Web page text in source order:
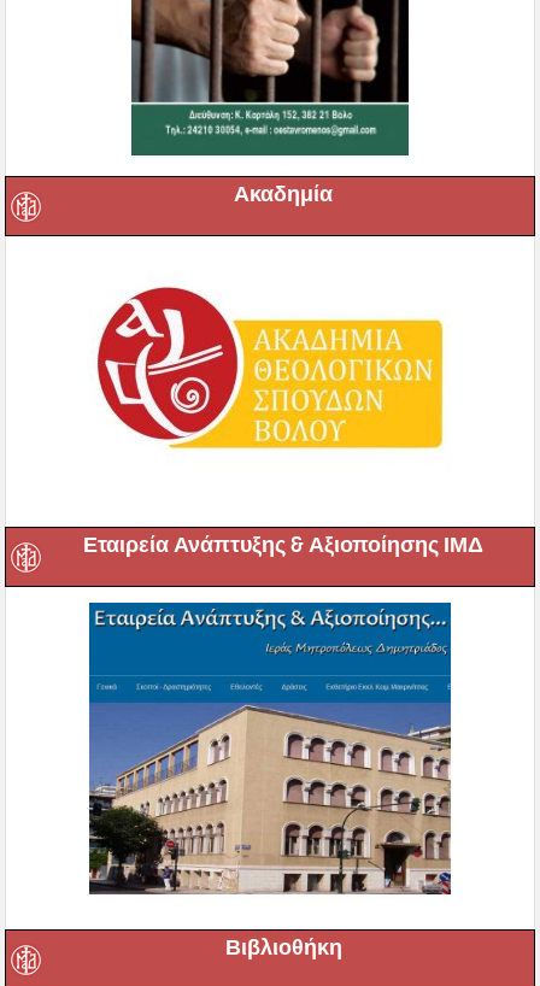
Ακαδημία
Εταιρεία Ανάπτυξης & Αξιοποίησης ΙΜΔ
Βιβλιοθήκη